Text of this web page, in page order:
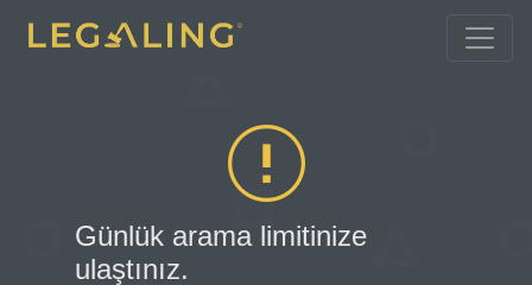
Günlük arama limitinize
ulaştınız.